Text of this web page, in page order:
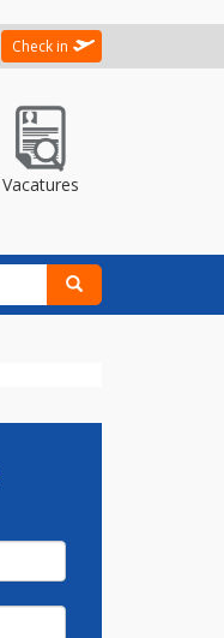
Check in
Vacatures